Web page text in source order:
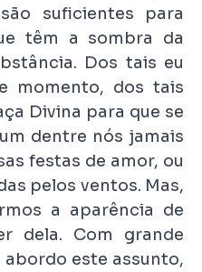
suficientes para
têm a sombra da
Dos tais eu
momento, dos tais
Divina para que se
dentre nós jamais
festas de amor, ou
pelos ventos. Mas,
a aparência de
dela. Com grande
abordo este assunto,